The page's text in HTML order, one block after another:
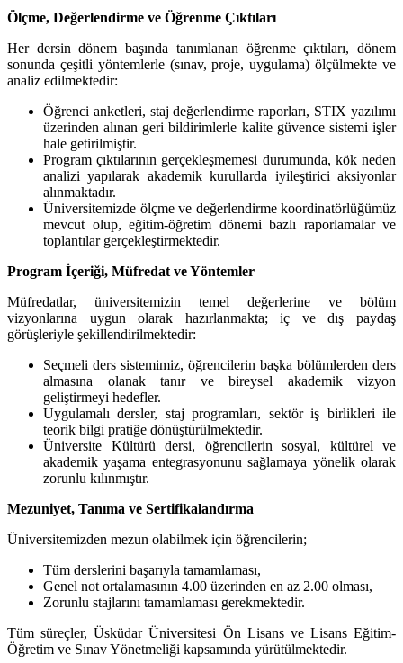
Ölçme, Değerlendirme ve Öğrenme Çıktıları
Her dersin dönem başında tanımlanan öğrenme çıktıları, dönem
sonunda çeşitli yöntemlerle (sınav, proje, uygulama) ölçülmekte ve
analiz edilmektedir:
Öğrenci anketleri, staj değerlendirme raporları, STIX yazılımı
üzerinden alınan geri bildirimlerle kalite güvence sistemi işler
hale getirilmiştir.
Program çıktılarının gerçekleşmemesi durumunda, kök neden
analizi yapılarak akademik kurullarda iyileştirici aksiyonlar
alınmaktadır.
Üniversitemizde ölçme ve değerlendirme koordinatörlüğümüz
mevcut olup, eğitim-öğretim dönemi bazlı raporlamalar ve
toplantılar gerçekleştirmektedir.
Program İçeriği, Müfredat ve Yöntemler
Müfredatlar, üniversitemizin temel değerlerine ve bölüm
vizyonlarına uygun olarak hazırlanmakta; iç ve dış paydaş
görüşleriyle şekillendirilmektedir:
Seçmeli ders sistemimiz, öğrencilerin başka bölümlerden ders
almasına olanak tanır ve bireysel akademik vizyon
geliştirmeyi hedefler.
Uygulamalı dersler, staj programları, sektör iş birlikleri ile
teorik bilgi pratiğe dönüştürülmektedir.
Üniversite Kültürü dersi, öğrencilerin sosyal, kültürel ve
akademik yaşama entegrasyonunu sağlamaya yönelik olarak
zorunlu kılınmıştır.
Mezuniyet, Tanıma ve Sertifikalandırma
Üniversitemizden mezun olabilmek için öğrencilerin;
Tüm derslerini başarıyla tamamlaması,
Genel not ortalamasının 4.00 üzerinden en az 2.00 olması,
Zorunlu stajlarını tamamlaması gerekmektedir.
Tüm süreçler, Üsküdar Üniversitesi Ön Lisans ve Lisans Eğitim-
Öğretim ve Sınav Yönetmeliği kapsamında yürütülmektedir.